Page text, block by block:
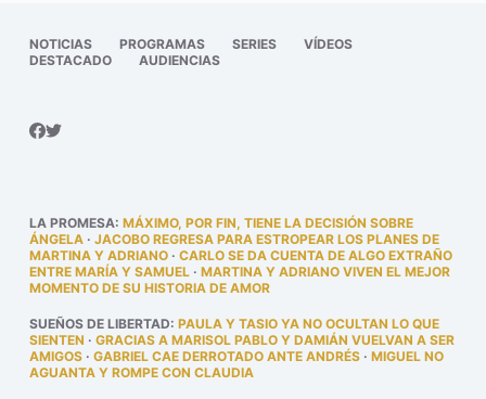
NOTICIAS PROGRAMAS SERIES
VÍDEOS
DESTACADO
AUDIENCIAS
LA PROMESA: MÁXIMO, POR FIN, TIENE LA DECISIÓN SOBRE
ÁNGELA· JACOBO REGRESA PARA ESTROPEAR LOS PLANES DE
MARTINA Y ADRIANO· CARLO SE DA CUENTA DE ALGO EXTRAÑO
ENTRE MARÍA Y SAMUEL· MARTINA Y ADRIANO VIVEN EL MEJOR
MOMENTO DE SU HISTORIA DE AMOR
SUEÑOS DE LIBERTAD: PAULA Y TASIO YA NO OCULTAN LO QUE
SIENTEN · GRACIAS A MARISOL PABLO Y DAMIÁN VUELVAN A SER
AMIGOS· GABRIEL CAE DERROTADO ANTE ANDRÉS· MIGUEL NO
AGUANTA Y ROMPE CON CLAUDIA